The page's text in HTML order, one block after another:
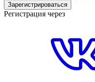
Зарегистрироваться
Регистрация через